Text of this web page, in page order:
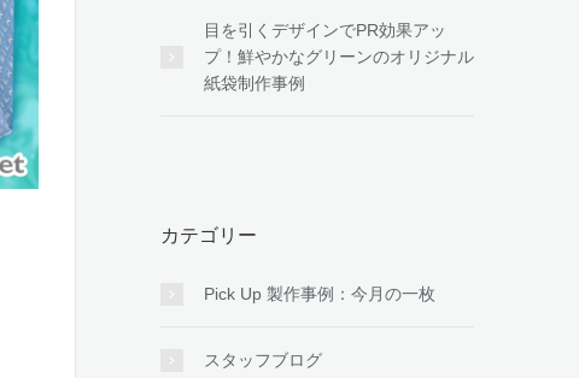
目を引くデザインでPR効果アッ
プ！鮮やかなグリーンのオリジナル
紙袋制作事例
カテゴリー
Pick Up 製作事例：今月の一枚
スタッフブログ